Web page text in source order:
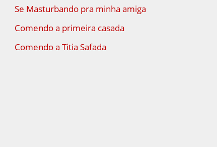
Se Masturbando pra minha amiga
Comendo a primeira casada
Comendo a Titia Safada